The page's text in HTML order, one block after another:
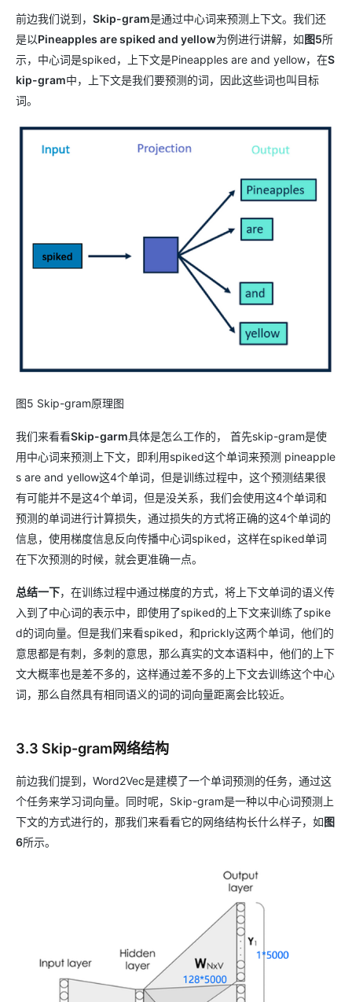
前边我们说到， Skip-gram是通过中心词来预测上下文。我们还
是以Pineapples are spiked and yellow为例进行讲解，如图5所
示，中心词是spiked，上下文是Pineapples are and yellow，在S
kip-gram中，上下文是我们要预测的词，因此这些词也叫目标
词。
图5 Skip-gram原理图
我们来看看Skip-garm具体是怎么工作的， 首先skip-gram是使
用中心词来预测上下文，即利用spiked这个单词来预测 pineapple
s are and yellow这4个单词，但是训练过程中，这个预测结果很
有可能并不是这4个单词，但是没关系，我们会使用这4个单词和
预测的单词进行计算损失，通过损失的方式将正确的这4个单词的
信息，使用梯度信息反向传播中心词spiked，这样在spiked单词
在下次预测的时候，就会更准确一点。
总结一下，在训练过程中通过梯度的方式，将上下文单词的语义传
入到了中心词的表示中，即使用了spiked的上下文来训练了spike
d的词向量。但是我们来看spiked，和prickly这两个单词，他们的
意思都是有刺，多刺的意思，那么真实的文本语料中，他们的上下
文大概率也是差不多的，这样通过差不多的上下文去训练这个中心
词，那么自然具有相同语义的词的词向量距离会比较近。
3.3 Skip-gram网络结构
前边我们提到，Word2Vec是建模了一个单词预测的任务，通过这
个任务来学习词向量。同时呢，Skip-gram是一种以中心词预测上
下文的方式进行的，那我们来看看它的网络结构长什么样子，如图
6所示。